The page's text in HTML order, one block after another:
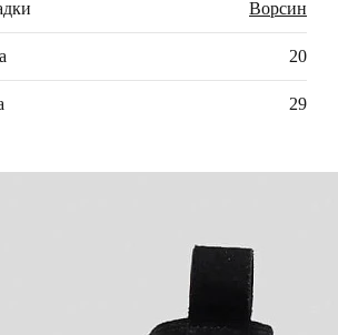
Ворсин
20
29